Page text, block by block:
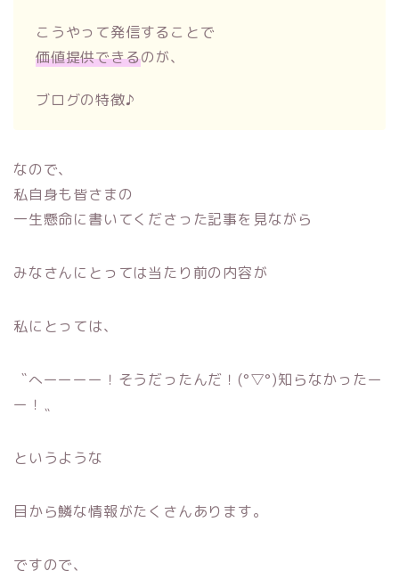
こうやって発信することで
価値提供できるのが、
ブログの特徴♪
なので、
私自身も皆さまの
一生懸命に書いてくださった記事を見ながら
みなさんにとっては当たり前の内容が
私にとっては、
〝へーーーー！そうだったんだ！(°▽°)知らなかったー
ー！〟
というような
目から鱗な情報がたくさんあります。
ですので、